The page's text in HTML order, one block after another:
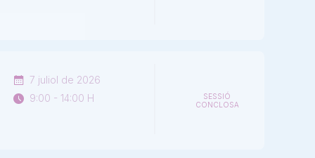
SESSIÓ
CONCLOSA
7 juliol de 2026
9:00 - 14:00 H